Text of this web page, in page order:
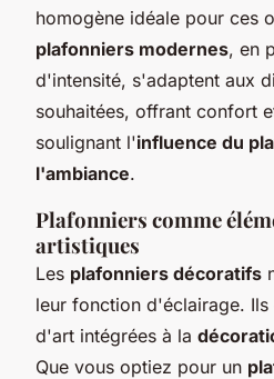
homogène idéale pour ces
plafonniers modernes, en
d'intensité, s'adaptent aux
souhaitées, offrant confort
soulignant l'influence du
l'ambiance.
Plafonniers comme
artistiques
Les plafonniers décoratifs
leur fonction d'éclairage.
d'art intégrées à la
Que vous optiez pour un